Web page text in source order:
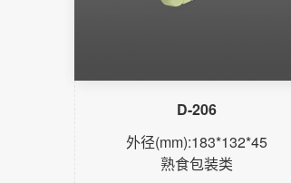
D-206
外径(mm):183*132*45
熟食包装类